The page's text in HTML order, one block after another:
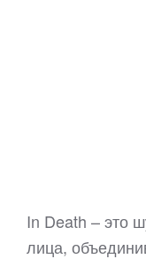
In Death – это
лица,